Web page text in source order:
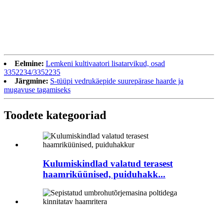
Eelmine: Lemkeni kultivaatori lisatarvikud, osad
3352234/3352235
Järgmine: S-tüüpi vedrukäepide suurepärase haarde ja
mugavuse tagamiseks
Toodete kategooriad
Kulumiskindlad valatud terasest
haamriküünised, puiduhakk...